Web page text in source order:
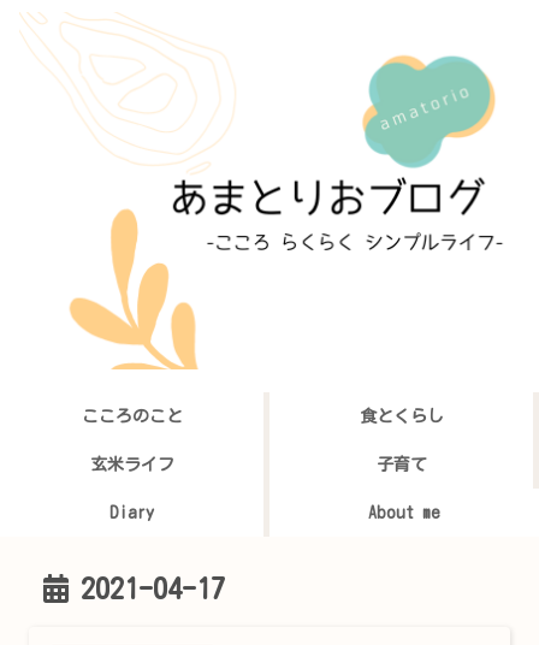
こころのこと 食とくらし
玄米ライフ 子育て
Diary About me
2021-04-17